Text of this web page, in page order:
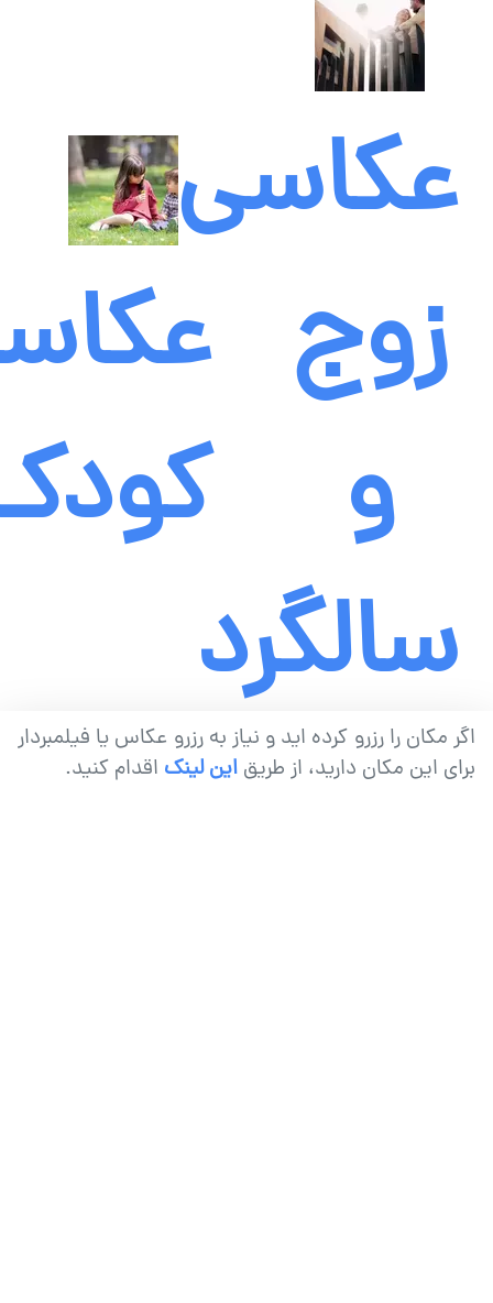
اگر مکان را رزرو کرده اید و نیاز به رزرو عکاس یا فیلمبردار
برای این مکان دارید، از طریق این لینک اقدام کنید.
عکاسی
زوج
و
سالگرد